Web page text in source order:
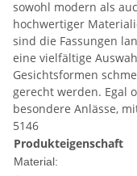
sowohl modern als
hochwertiger
sind die Fassungen
eine vielfältige
Gesichtsformen
gerecht werden. Egal
besondere Anlässe,
5146
Produkteigenschaft
Material: